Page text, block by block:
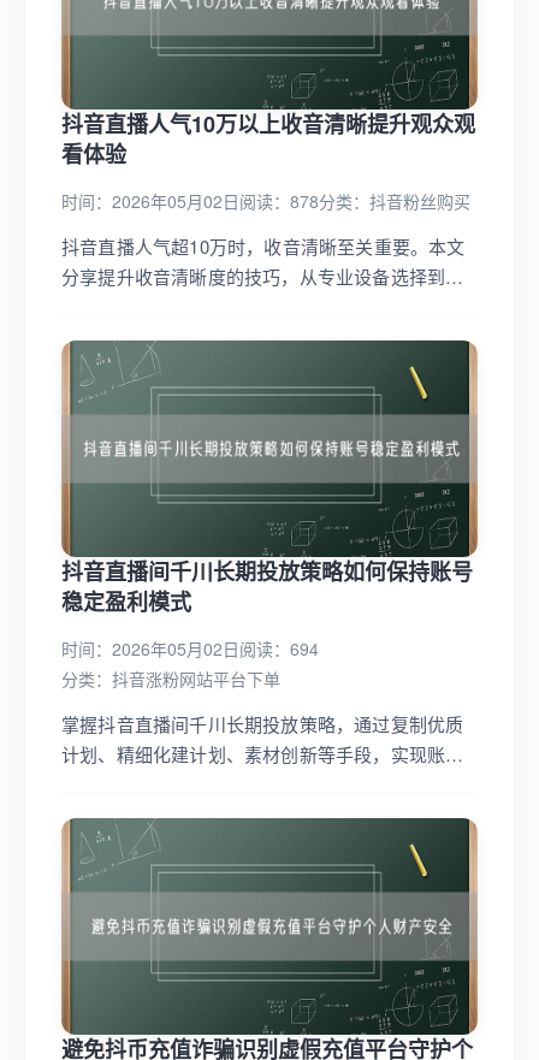
抖音直播人气10万以上收音清晰提升观众观
看体验
时间：2026年05月02日阅读：878分类： 抖音粉丝购买
抖音直播人气超10万时，收音清晰至关重要。本文
分享提升收音清晰度的技巧，从专业设备选择到环
验。...
抖音直播间千川长期投放策略如何保持账号
稳定盈利模式
时间：2026年05月02日阅读：694
分类： 抖音涨粉网站平台下单
掌握抖音直播间千川长期投放策略，通过复制优质
计划、精细化建计划、素材创新等手段，实现账户
避免抖币充值诈骗识别虚假充值平台守护个